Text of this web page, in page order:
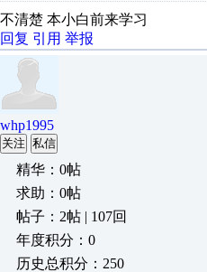
不清楚 本小白前来学习
回复 引用 举报
whp1995
关注 私信
精华：0帖
求助：0帖
帖子：2帖 | 107回
年度积分：0
历史总积分：250